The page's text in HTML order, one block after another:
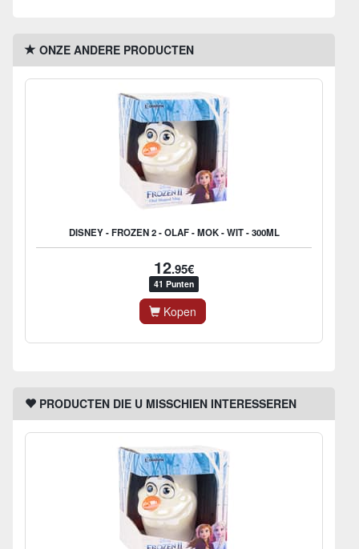
ONZE ANDERE PRODUCTEN
DISNEY - FROZEN 2 - OLAF - MOK - WIT - 300ML
12.95€
41 Punten
Kopen
PRODUCTEN DIE U MISSCHIEN INTERESSEREN